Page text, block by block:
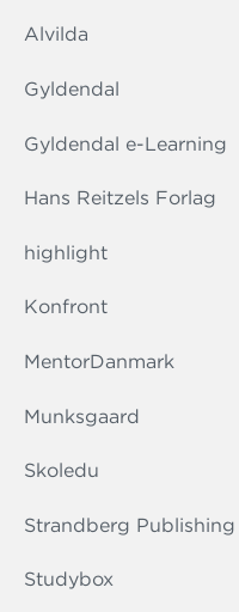
Alvilda
Gyldendal
Gyldendal e-Learning
Hans Reitzels Forlag
highlight
Konfront
MentorDanmark
Munksgaard
Skoledu
Strandberg Publishing
Studybox